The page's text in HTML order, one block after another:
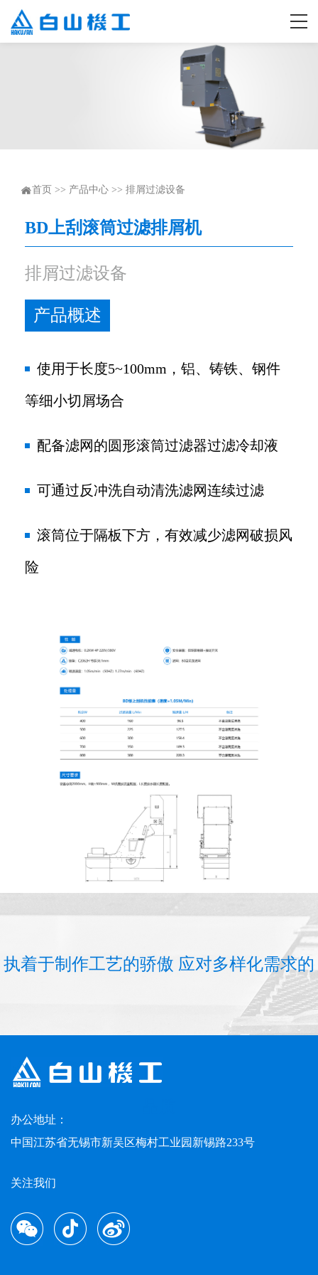
首页 >> 产品中心 >>排屑过滤设备
BD上刮滚筒过滤排屑机
排屑过滤设备
产品概述
使用于长度5~100mm，铝、铸铁、钢件
等细小切屑场合
配备滤网的圆形滚筒过滤器过滤冷却液
可通过反冲洗自动清洗滤网连续过滤
滚筒位于隔板下方，有效减少滤网破损风
险
执着于制作工艺的骄傲 应对多样化需求的
办公地址：
中国江苏省无锡市新吴区梅村工业园新锡路233号
关注我们